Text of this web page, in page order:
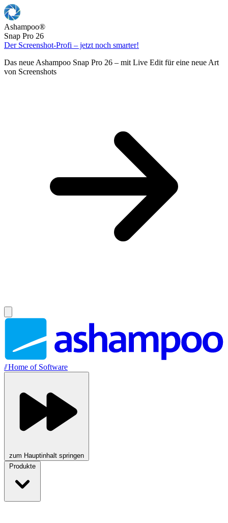
Ashampoo®
Snap Pro 26
Der Screenshot-Profi – jetzt noch smarter!
Das neue Ashampoo Snap Pro 26 – mit Live Edit für eine neue Art
von Screenshots
//Home of Software
zum Hauptinhalt springen
Produkte